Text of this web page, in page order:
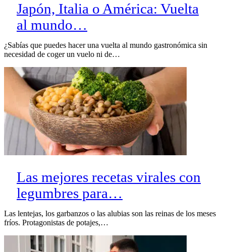
Japón, Italia o América: Vuelta
al mundo…
¿Sabías que puedes hacer una vuelta al mundo gastronómica sin
necesidad de coger un vuelo ni de…
Las mejores recetas virales con
legumbres para…
Las lentejas, los garbanzos o las alubias son las reinas de los meses
fríos. Protagonistas de potajes,…